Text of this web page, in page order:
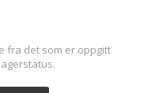
fra det som er oppgitt